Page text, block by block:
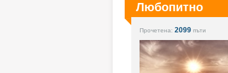
Любопитно
Прочетена: 2099пъти